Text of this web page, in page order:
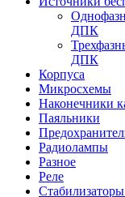
ДПК
ДПК
Корпуса
Микросхемы
Наконечники
Паяльники
Радиолампы
Разное
Реле